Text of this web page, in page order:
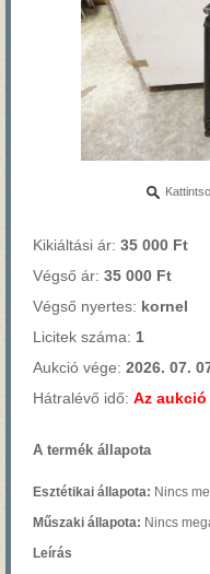
Kikiáltási ár: 35 000 Ft
Végső ár: 35 000 Ft
Végső nyertes: kornel
Licitek száma: 1
Aukció vége: 2026. 07.
Hátralévő idő: Az aukció
A termék állapota
Esztétikai állapota: Nincs
Műszaki állapota: Nincs
Leírás